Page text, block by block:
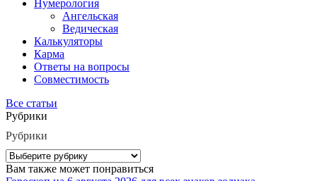
Нумерология
Ангельская
Ведическая
Калькуляторы
Карма
Ответы на вопросы
Совместимость
Все статьи
Рубрики
Рубрики
Вам также может понравиться